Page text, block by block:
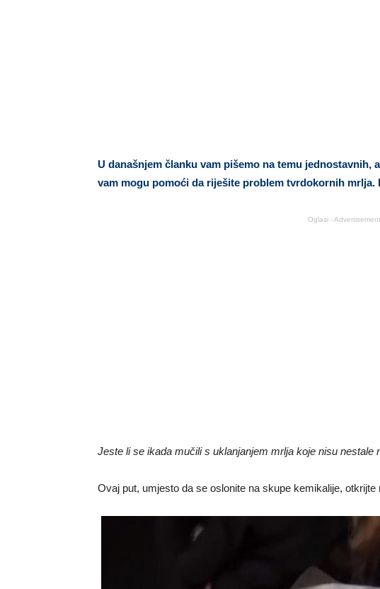
U današnjem članku vam pišemo na temu jednostavnih,
vam mogu pomoći da riješite problem tvrdokornih
Oglasi - Advertisement
Jeste li se ikada mučili s uklanjanjem mrlja koje nisu nestale
Ovaj put, umjesto da se oslonite na skupe kemikalije,